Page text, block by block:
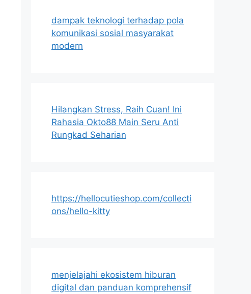
dampak teknologi terhadap pola
komunikasi sosial masyarakat
modern
Hilangkan Stress, Raih Cuan! Ini
Rahasia Okto88 Main Seru Anti
Rungkad Seharian
https://hellocutieshop.com/collecti
ons/hello-kitty
menjelajahi ekosistem hiburan
digital dan panduan komprehensif